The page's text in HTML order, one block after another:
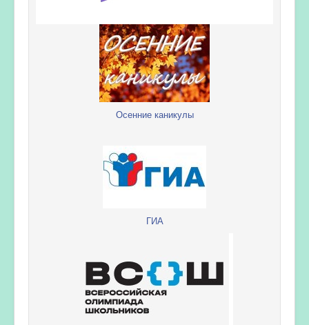
Осенние каникулы
ГИА